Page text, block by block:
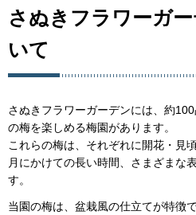
さぬきフラワーガ
いて
さぬきフラワーガーデンには、約
の梅を楽しめる梅園があります。
これらの梅は、それぞれに開花・見
月にかけての長い時間、さまざまな
す。
当園の梅は、盆栽風の仕立てが特徴